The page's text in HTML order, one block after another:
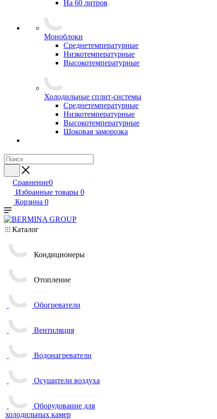
На 60 литров
Моноблоки
Среднетемпературные
Низкотемпературные
Высокотемпературные
Холодильные сплит-системы
Среднетемпературные
Низкотемпературные
Высокотемпературные
Шоковая заморозка
Сравнение0
Избранные товары 0
Корзина 0
Каталог
Кондиционеры
Отопление
Обогреватели
Вентиляция
Водонагреватели
Осушители воздуха
Оборудование для
холодильных камер